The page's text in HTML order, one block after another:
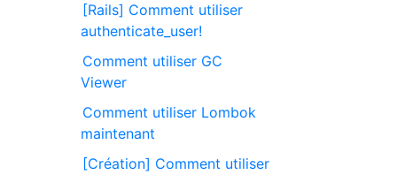
[Rails] Comment utiliser
authenticate_user!
Comment utiliser GC
Viewer
Comment utiliser Lombok
maintenant
[Création] Comment utiliser